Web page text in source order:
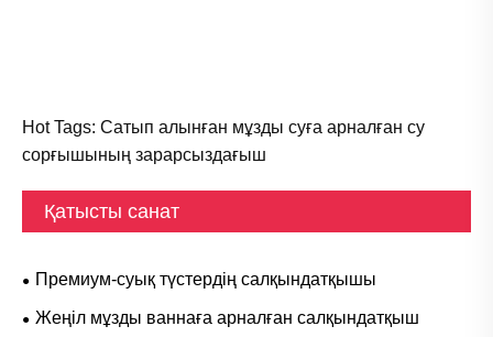
Hot Tags: Сатып алынған мұзды суға арналған су
сорғышының зарарсыздағыш
Қатысты санат
Премиум-суық түстердің салқындатқышы
Жеңіл мұзды ваннаға арналған салқындатқыш